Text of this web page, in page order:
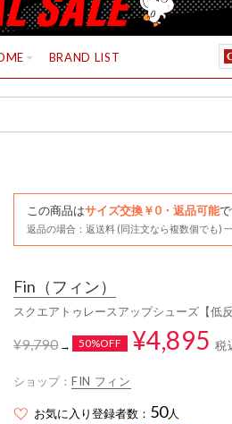
BRAND LIST
この商品はサイズ交換￥0・返品可能
返品の場合：返送料 (同注文なら複数個でも)
Fin （フィン）
スクエアトゥレースアップシューズ【低
¥9,790→ 50%OFF ¥4,895 税
ショップ： FIN フィン
お気に入り登録者数： 50人